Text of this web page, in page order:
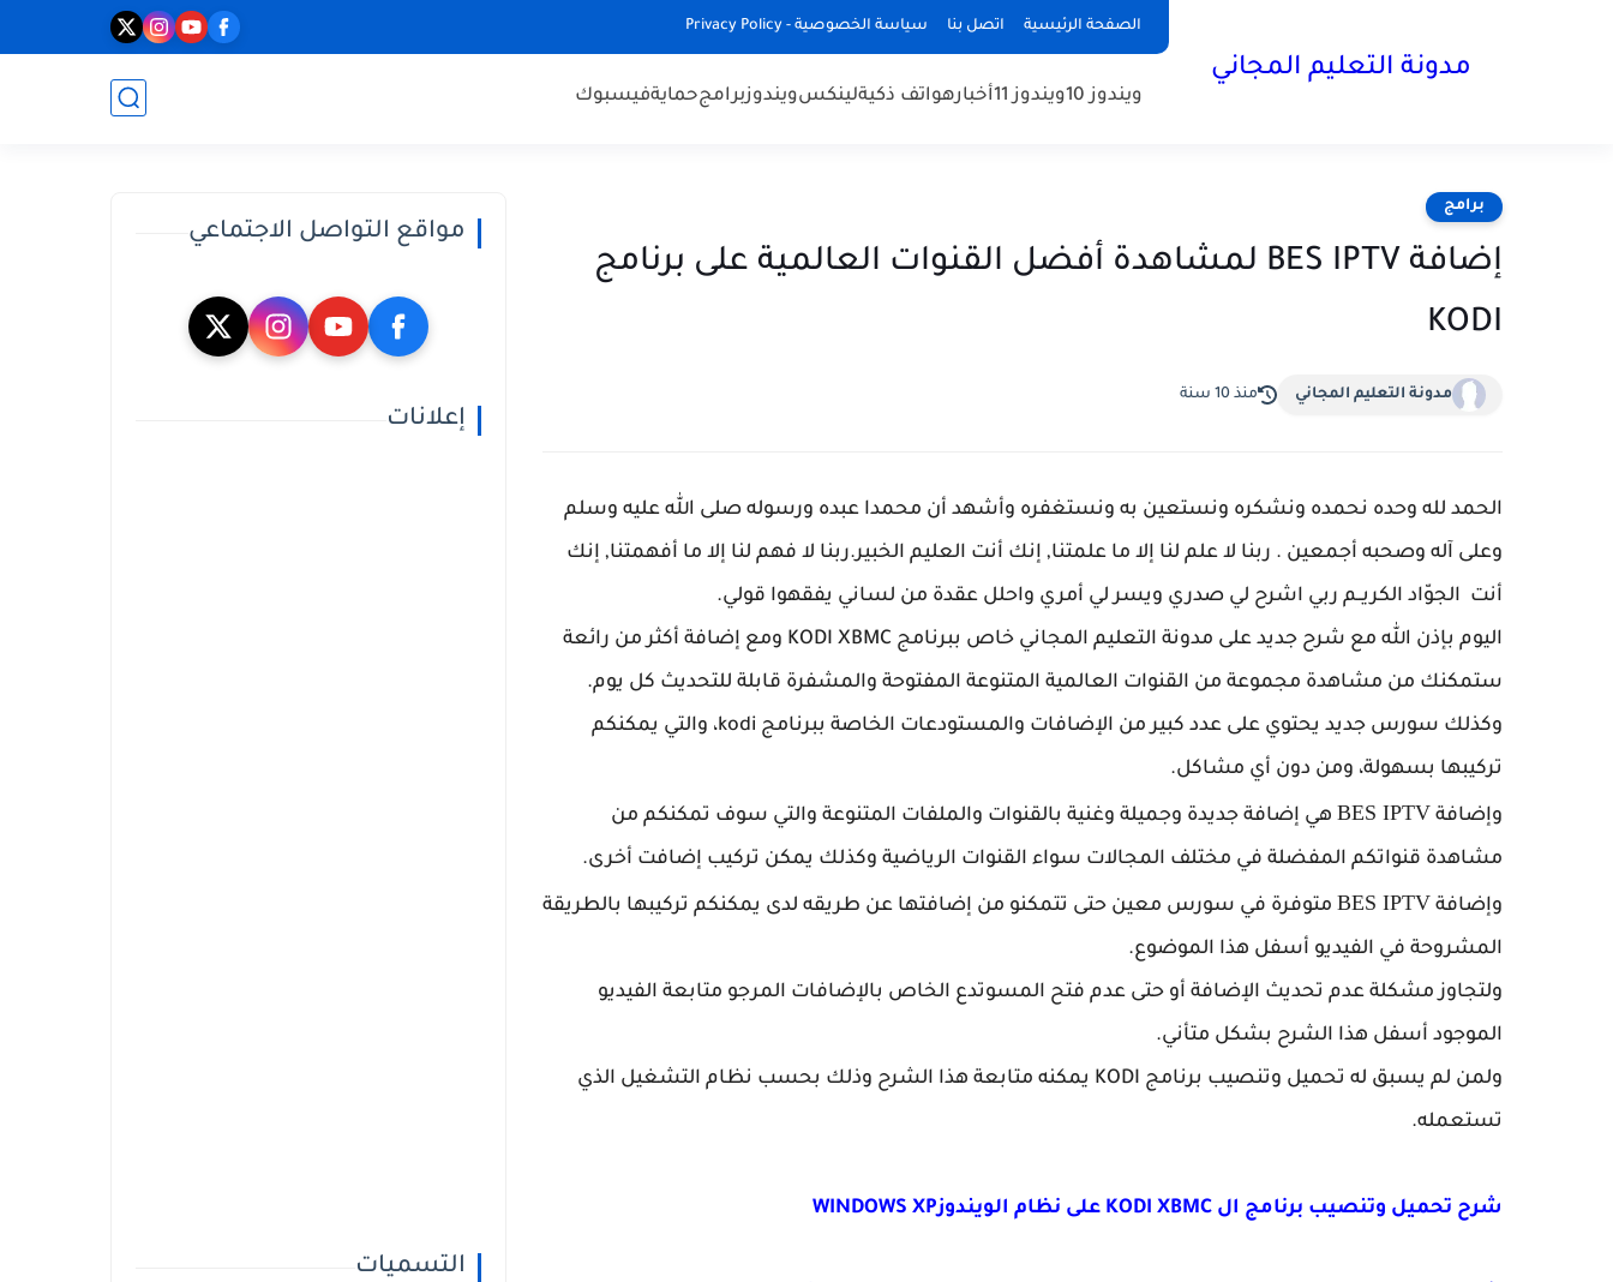
الصفحة الرئيسية اتصل بنا سياسة الخصوصية - Privacy Policy
مدونة التعليم المجاني
ويندوز 10 ويندوز 11 أخبارهواتف ذكيةلينكسويندوزبرامجحمايةفيسبوك
برامج
إضافة BES IPTV لمشاهدة أفضل القنوات العالمية على برنامج
KODI
مدونة التعليم المجاني منذ 10 سنة
الحمد لله وحده نحمده ونشكره ونستعين به ونستغفره وأشهد أن محمدا عبده ورسوله صلى الله عليه وسلم
وعلى آله وصحبه أجمعين . ربنا لا علم لنا إلا ما علمتنا, إنك أنت العليم الخبير.ربنا لا فهم لنا إلا ما أفهمتنا, إنك
أنت الجوّاد الكريــم ربي اشرح لي صدري ويسر لي أمري واحلل عقدة من لساني يفقهوا قولي.
اليوم بإذن الله مع شرح جديد على مدونة التعليم المجاني خاص ببرنامج KODI XBMC ومع إضافة أكثر من رائعة
ستمكنك من مشاهدة مجموعة من القنوات العالمية المتنوعة المفتوحة والمشفرة قابلة للتحديث كل يوم.
وكذلك سورس جديد يحتوي على عدد كبير من الإضافات والمستودعات الخاصة ببرنامج kodi، والتي يمكنكم
تركيبها بسهولة، ومن دون أي مشاكل.
وإضافة BES IPTV هي إضافة جديدة وجميلة وغنية بالقنوات والملفات المتنوعة والتي سوف تمكنكم من
مشاهدة قنواتكم المفضلة في مختلف المجالات سواء القنوات الرياضية وكذلك يمكن تركيب إضافت أخرى.
وإضافة BES IPTV متوفرة في سورس معين حتى تتمكنو من إضافتها عن طريقه لدى يمكنكم تركيبها بالطريقة
المشروحة في الفيديو أسفل هذا الموضوع.
ولتجاوز مشكلة عدم تحديث الإضافة أو حتى عدم فتح المسوتدع الخاص بالإضافات المرجو متابعة الفيديو
الموجود أسفل هذا الشرح بشكل متأني.
ولمن لم يسبق له تحميل وتنصيب برنامج KODI يمكنه متابعة هذا الشرح وذلك بحسب نظام التشغيل الذي
تستعمله.
شرح تحميل وتنصيب برنامج ال KODI XBMC على نظام الويندوزWINDOWS XP
مواقع التواصل الاجتماعي
إعلانات
التسميات